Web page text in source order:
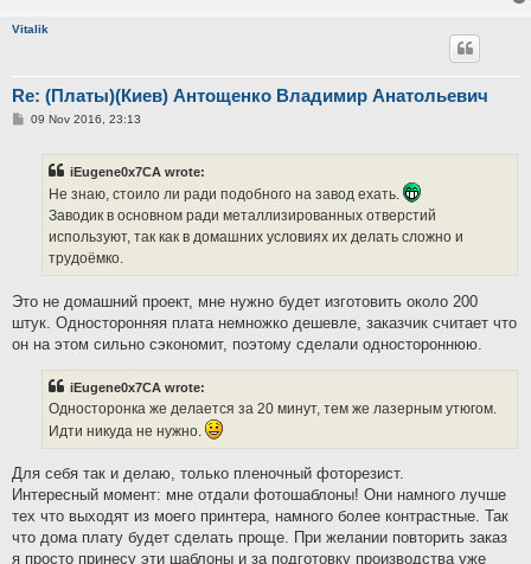
Vitalik
Re: (Платы)(Киев) Антощенко Владимир Анатольевич
P09 Nov 2016, 23:13
iEugene0x7CA wrote:
Не знаю, стоило ли ради подобного на завод ехать.
Заводик в основном ради металлизированных отверстий
используют, так как в домашних условиях их делать сложно и
трудоёмко.
Это не домашний проект, мне нужно будет изготовить около 200
штук. Односторонняя плата немножко дешевле, заказчик считает что
он на этом сильно сэкономит, поэтому сделали одностороннюю.
iEugene0x7CA wrote:
Односторонка же делается за 20 минут, тем же лазерным утюгом.
Идти никуда не нужно.
Для себя так и делаю, только пленочный фоторезист.
Интересный момент: мне отдали фотошаблоны! Они намного лучше
тех что выходят из моего принтера, намного более контрастные. Так
что дома плату будет сделать проще. При желании повторить заказ
я просто принесу эти шаблоны и за подготовку производства уже